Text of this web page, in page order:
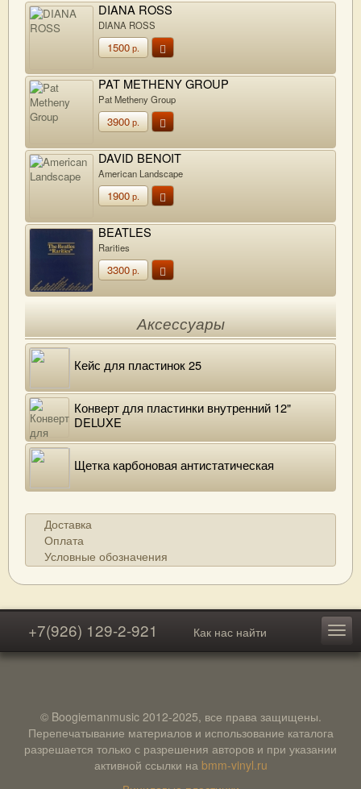
DIANA ROSS
DIANA ROSS
1500р.
PAT METHENY GROUP
Pat Metheny Group
3900р.
DAVID BENOIT
American Landscape
1900р.
BEATLES
Rarities
3300р.
Аксессуары
Кейс для пластинок 25
Конверт для пластинки внутренний 12"
DELUXE
Щетка карбоновая антистатическая
Доставка
Оплата
Условные обозначения
+7(926) 129-2-921 Как нас найти
© Boogiemanmusic 2012-2025, все права защищены.
Перепечатывание материалов и использование каталога
разрешается только с разрешения авторов и при указании
активной ссылки на bmm-vinyl.ru